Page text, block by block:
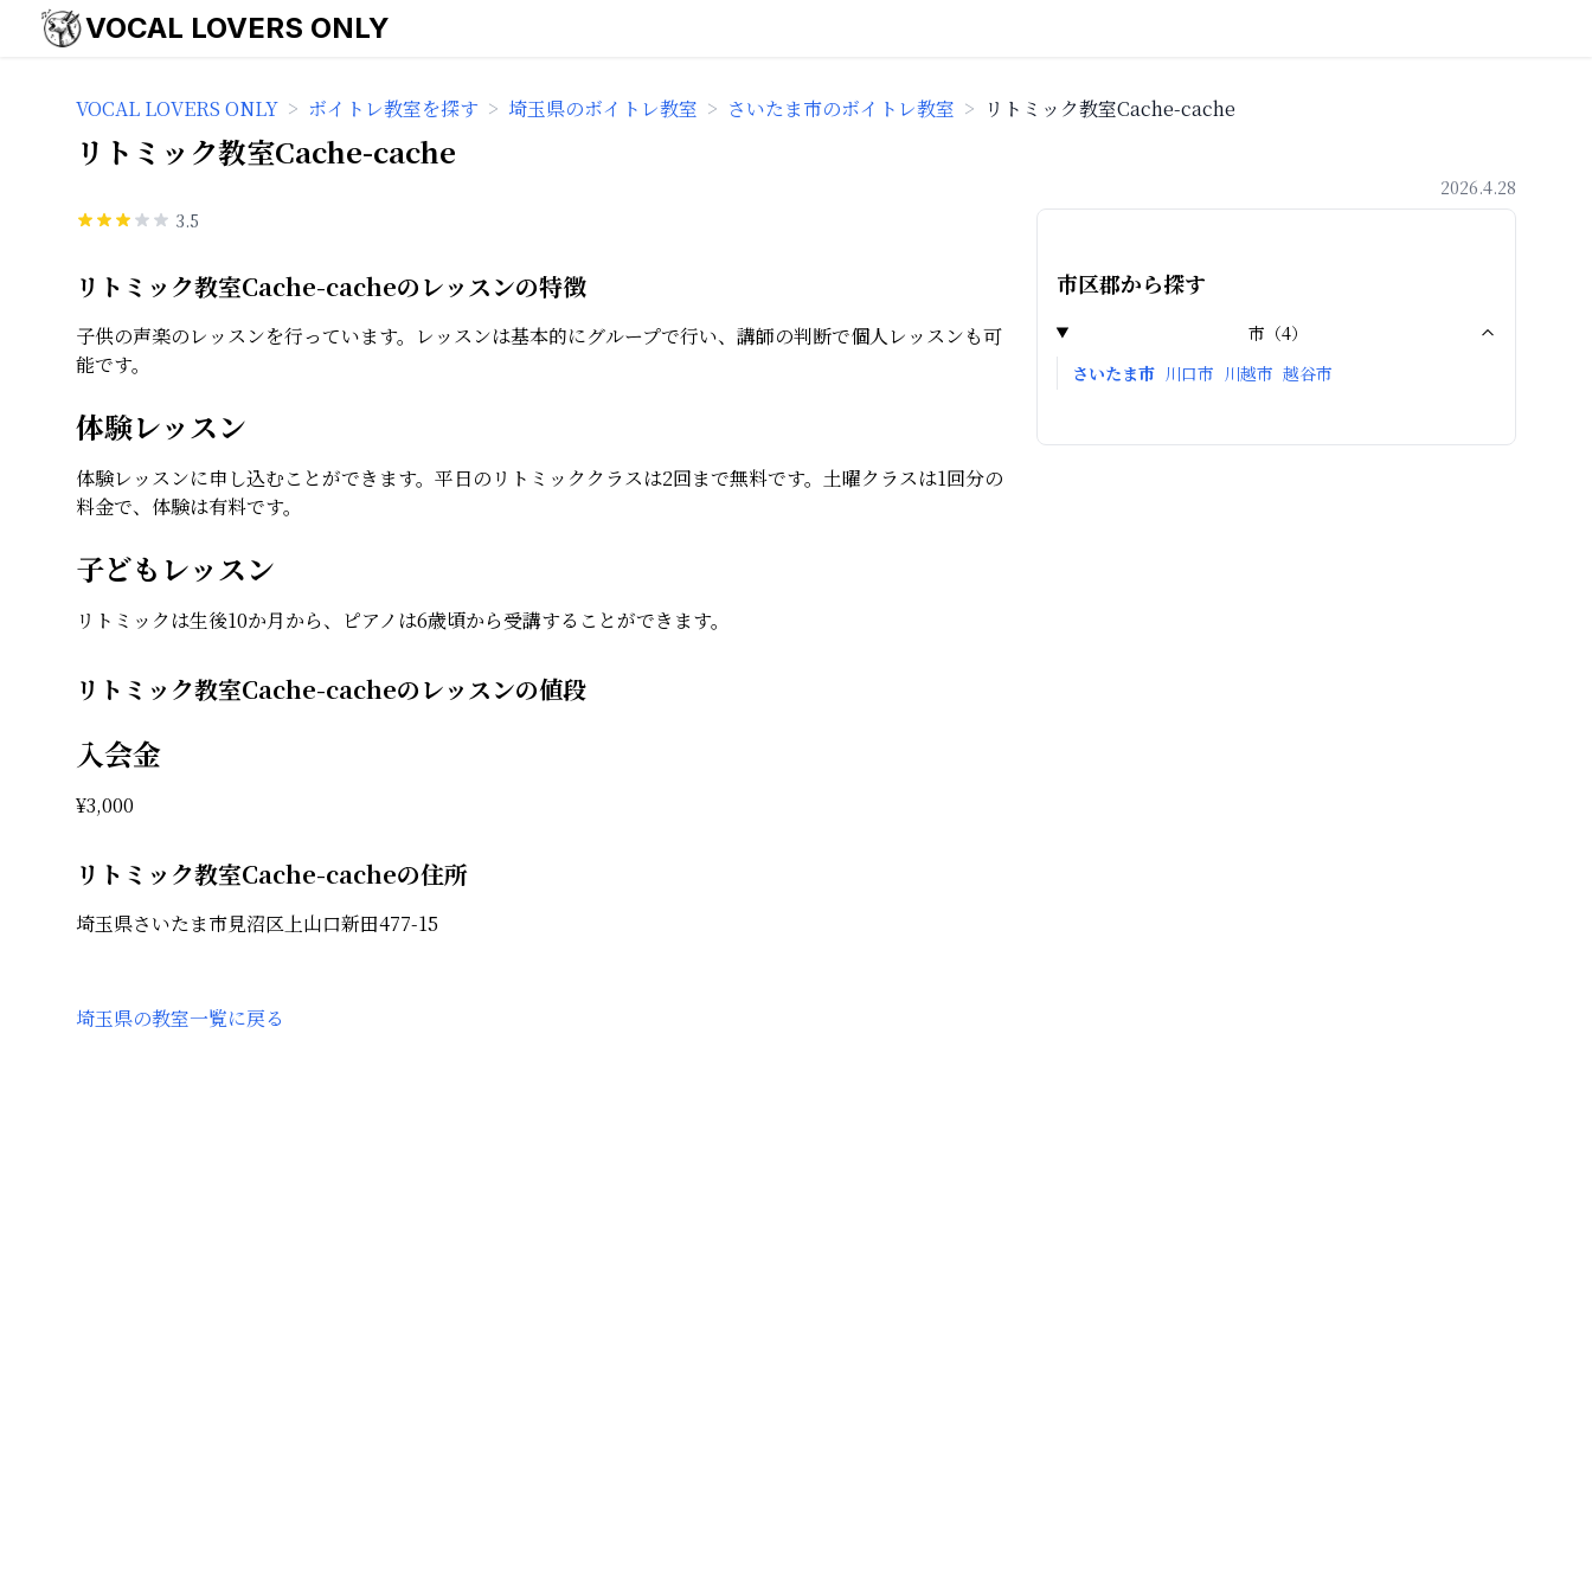
VOCAL LOVERS ONLY
VOCAL LOVERS ONLY > ボイトレ教室を探す > 埼玉県のボイトレ教室 > さいたま市のボイトレ教室 > リトミック教室Cache-cache
リトミック教室Cache-cache
2026.4.28
3.5
リトミック教室Cache-cacheのレッスンの特徴
子供の声楽のレッスンを行っています。レッスンは基本的にグループで行い、講師の判断で個人レッスンも可
能です。
体験レッスン
体験レッスンに申し込むことができます。平日のリトミッククラスは2回まで無料です。土曜クラスは1回分の
料金で、体験は有料です。
子どもレッスン
リトミックは生後10か月から、ピアノは6歳頃から受講することができます。
リトミック教室Cache-cacheのレッスンの値段
入会金
¥3,000
リトミック教室Cache-cacheの住所
埼玉県さいたま市見沼区上山口新田477-15
市区郡から探す
市 （4）
さいたま市 川口市 川越市 越谷市
埼玉県の教室一覧に戻る